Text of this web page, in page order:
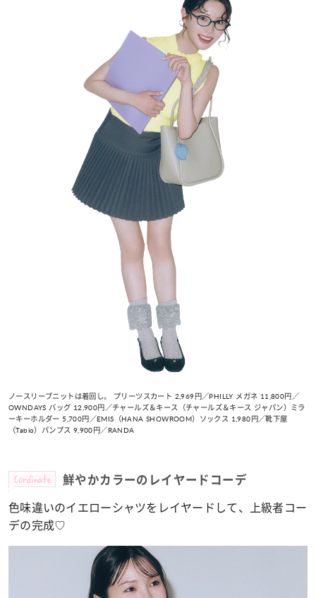
ノースリーブニットは着回し。 プリーツスカート 2,969円／PHILLY メガネ 11,800円／
OWNDAYS バッグ 12,900円／チャールズ＆キース（チャールズ＆キース ジャパン）ミラ
ーキーホルダー 5,700円／EMIS（HANA SHOWROOM）ソックス 1,980円／靴下屋
（Tabio）パンプス 9,900円／RANDA
Cordinate 鮮やかカラーのレイヤードコーデ
色味違いのイエローシャツをレイヤードして、上級者コー
デの完成♡